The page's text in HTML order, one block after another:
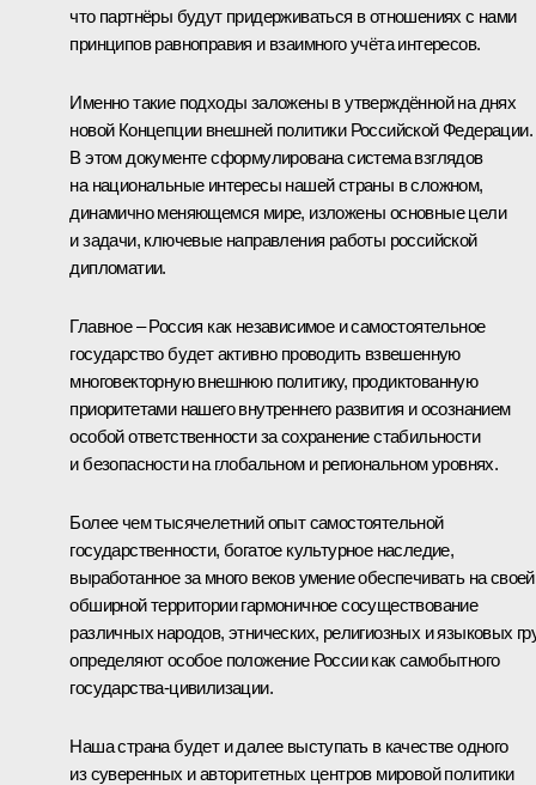
что партнёры будут придерживаться в отношениях с нами
принципов равноправия и взаимного учёта интересов.
Именно такие подходы заложены в утверждённой на днях
новой Концепции внешней политикиРоссийской Федерации.
В этом документе сформулирована система взглядов
на национальные интересы нашей страны в сложном,
динамично меняющемся мире, изложены основные цели
и задачи, ключевые направления работы российской
дипломатии.
Главное – Россия как независимое и самостоятельное
государство будет активно проводить взвешенную
многовекторную внешнюю политику, продиктованную
приоритетами нашего внутреннего развития и осознанием
особой ответственности за сохранение стабильности
и безопасности на глобальном и региональном уровнях.
Более чем тысячелетний опыт самостоятельной
государственности, богатое культурное наследие,
выработанное за много веков умение обеспечивать на своей
обширной территории гармоничное сосуществование
различных народов, этнических, религиозных и языковых
определяют особое положение России как самобытного
государства-цивилизации.
Наша страна будет и далее выступать в качестве одного
из суверенных и авторитетных центров мировой политики